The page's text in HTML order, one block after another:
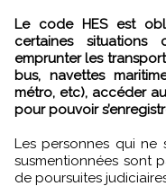
Le code HES est
certaines
emprunter les
bus, navettes
métro, etc), accéder
pour pouvoir
Les personnes qui ne
susmentionnées sont
de poursuites